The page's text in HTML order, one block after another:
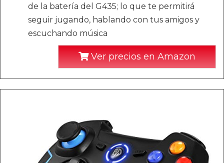
de la batería del G435; lo que te permitirá
seguir jugando, hablando con tus amigos y
escuchando música
Ver precios en Amazon